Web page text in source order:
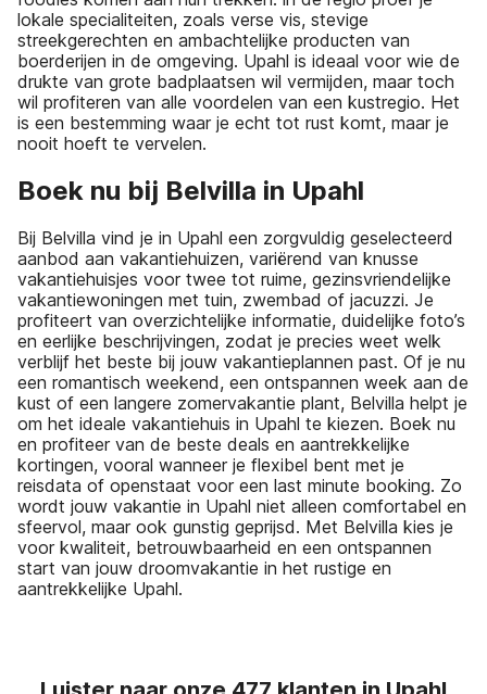
lokale specialiteiten, zoals verse vis, stevige
streekgerechten en ambachtelijke producten van
boerderijen in de omgeving. Upahl is ideaal voor wie de
drukte van grote badplaatsen wil vermijden, maar toch
wil profiteren van alle voordelen van een kustregio. Het
is een bestemming waar je echt tot rust komt, maar je
nooit hoeft te vervelen.
Boek nu bij Belvilla in Upahl
Bij Belvilla vind je in Upahl een zorgvuldig geselecteerd
aanbod aan vakantiehuizen, variërend van knusse
vakantiehuisjes voor twee tot ruime, gezinsvriendelijke
vakantiewoningen met tuin, zwembad of jacuzzi. Je
profiteert van overzichtelijke informatie, duidelijke foto’s
en eerlijke beschrijvingen, zodat je precies weet welk
verblijf het beste bij jouw vakantieplannen past. Of je nu
een romantisch weekend, een ontspannen week aan de
kust of een langere zomervakantie plant, Belvilla helpt je
om het ideale vakantiehuis in Upahl te kiezen. Boek nu
en profiteer van de beste deals en aantrekkelijke
kortingen, vooral wanneer je flexibel bent met je
reisdata of openstaat voor een last minute booking. Zo
wordt jouw vakantie in Upahl niet alleen comfortabel en
sfeervol, maar ook gunstig geprijsd. Met Belvilla kies je
voor kwaliteit, betrouwbaarheid en een ontspannen
start van jouw droomvakantie in het rustige en
aantrekkelijke Upahl.